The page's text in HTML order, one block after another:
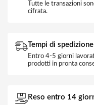
Tutte le transazioni
cifrata.
Tempi di spedizione
Entro 4-5 giorni
prodotti in pronta
Reso entro 14